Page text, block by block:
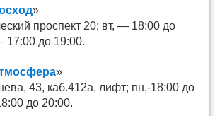
»
проспект 20; вт, — 18:00 до
17:00 до 19:00.
»
43, каб.412а, лифт; пн,-18:00 до
до 20:00.